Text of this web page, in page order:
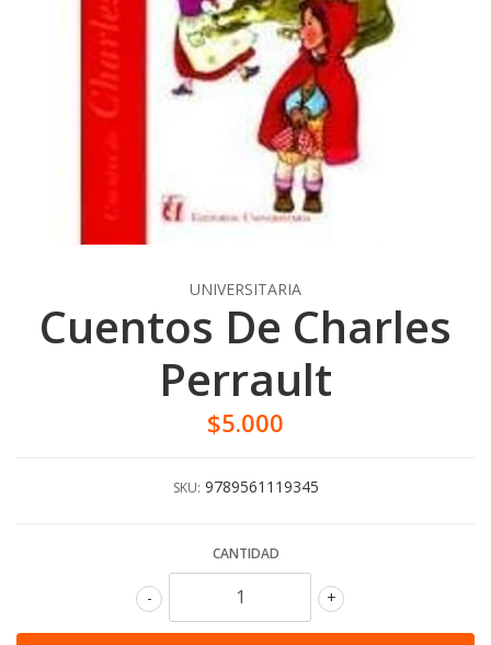
UNIVERSITARIA
Cuentos De Charles
Perrault
$5.000
SKU: 9789561119345
CANTIDAD
+
-